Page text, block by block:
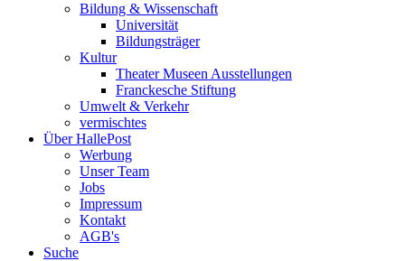
Bildung & Wissenschaft
Universität
Bildungsträger
Kultur
Theater Museen Ausstellungen
Franckesche Stiftung
Umwelt & Verkehr
vermischtes
Über HallePost
Werbung
Unser Team
Jobs
Impressum
Kontakt
AGB's
Suche